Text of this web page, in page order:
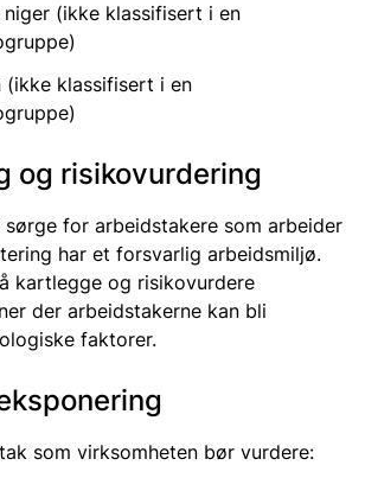
niger (ikke klassifisert i en
(ikke klassifisert i en
og risikovurdering
for arbeidstakere som arbeider
har et forsvarlig arbeidsmiljø.
kartlegge og risikovurdere
der arbeidstakerne kan bli
faktorer.
som virksomheten bør vurdere: